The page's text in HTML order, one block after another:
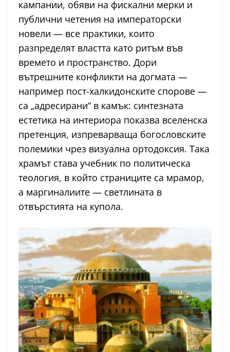
кампании, обяви на фискални мерки и
публични четения на императорски
новели — все практики, които
разпределят властта като ритъм във
времето и пространство. Дори
вътрешните конфликти на догмата —
например пост-халкидонските спорове —
са „адресирани“ в камък: синтезната
естетика на интериора показва вселенска
претенция, изпреварваща богословските
полемики чрез визуална ортодоксия. Така
храмът става учебник по политическа
теология, в който страниците са мрамор,
а маргиналиите — светлината в
отвърстията на купола.